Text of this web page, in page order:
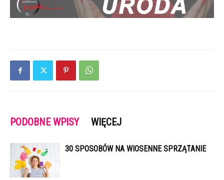
PODOBNE WPISY WIĘCEJ
30 SPOSOBÓW NA WIOSENNE SPRZĄTANIE